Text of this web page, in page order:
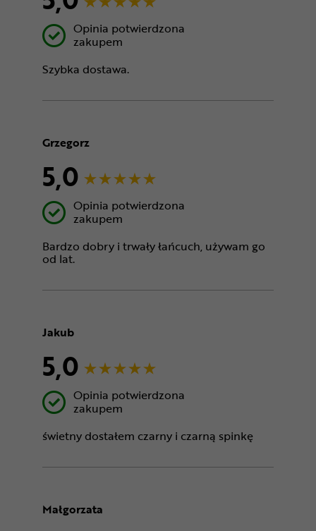
Opinia potwierdzona
zakupem
Szybka dostawa.
Grzegorz
5,0
Opinia potwierdzona
zakupem
Bardzo dobry i trwały łańcuch, używam go
od lat.
Jakub
5,0
Opinia potwierdzona
zakupem
świetny dostałem czarny i czarną spinkę
Małgorzata